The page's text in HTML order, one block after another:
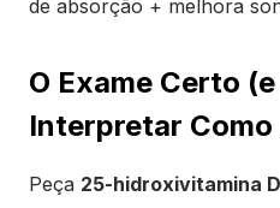
de absorção + melhora
O Exame Certo
Interpretar Como
Peça 25-hidroxivitamina D